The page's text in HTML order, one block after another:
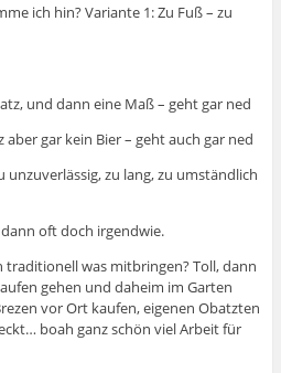
ich hin? Variante 1: Zu Fuß – zu
und dann eine Maß – geht gar ned
gar kein Bier – geht auch gar ned
unzuverlässig, zu lang, zu umständlich
oft doch irgendwie.
traditionell was mitbringen? Toll, dann
gehen und daheim im Garten
vor Ort kaufen, eigenen Obatzten
boah ganz schön viel Arbeit für